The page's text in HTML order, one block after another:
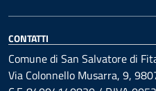
CONTATTI
Comune di San Salvatore di
Via Colonnello Musarra, 9,